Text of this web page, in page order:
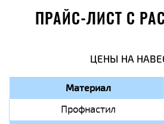
ПРАЙС-ЛИСТ С
ЦЕНЫ НА
Материал
Профнастил